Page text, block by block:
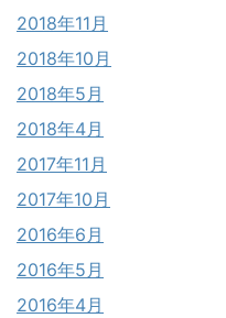
2018年11月
2018年10月
2018年5月
2018年4月
2017年11月
2017年10月
2016年6月
2016年5月
2016年4月